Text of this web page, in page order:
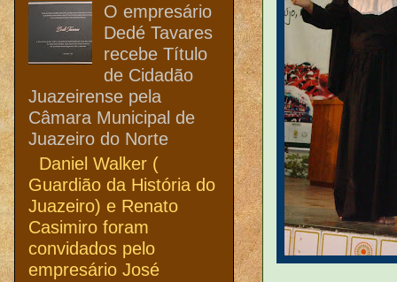
O empresário
Dedé Tavares
recebe Título
de Cidadão
Juazeirense pela
Câmara Municipal de
Juazeiro do Norte
Daniel Walker (
Guardião da História do
Juazeiro) e Renato
Casimiro foram
convidados pelo
empresário José